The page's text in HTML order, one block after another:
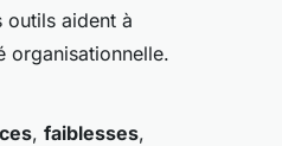
outils aident à
organisationnelle.
, faiblesses,